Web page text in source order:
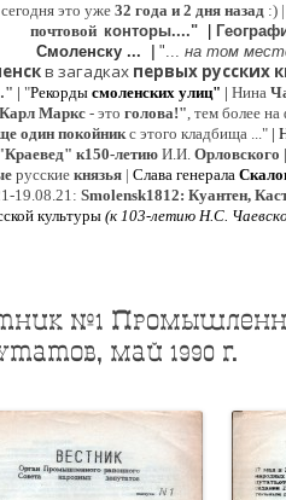
сегодня это уже 32 года и 2 дня назад :) |
почтовой конторы...."
Смоленску ...
"... на том
в загадках первых русских
| "Рекорды смоленских улиц" | Нина Ч
Маркс - это голова!", тем более на
один покойникс этого кладбища ..." |
к150-летию И.И. Орловского |
русские князья | Слава генерала
19.08.21: Smolensk1812: Куантен,
культуры (к 103-летию Н.С.
№1
май 1990 г.